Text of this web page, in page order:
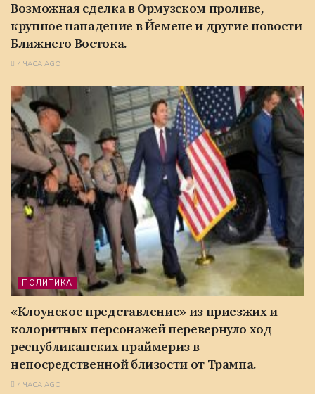
Возможная сделка в Ормузском проливе,
крупное нападение в Йемене и другие новости
Ближнего Востока.
4 ЧАСА AGO
ПОЛИТИКА
«Клоунское представление» из приезжих и
колоритных персонажей перевернуло ход
республиканских праймериз в
непосредственной близости от Трампа.
4 ЧАСА AGO